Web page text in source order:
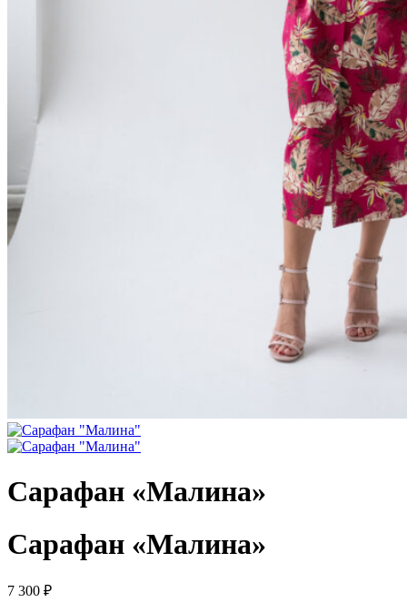
Сарафан «Малина»
Сарафан «Малина»
7 300 ₽